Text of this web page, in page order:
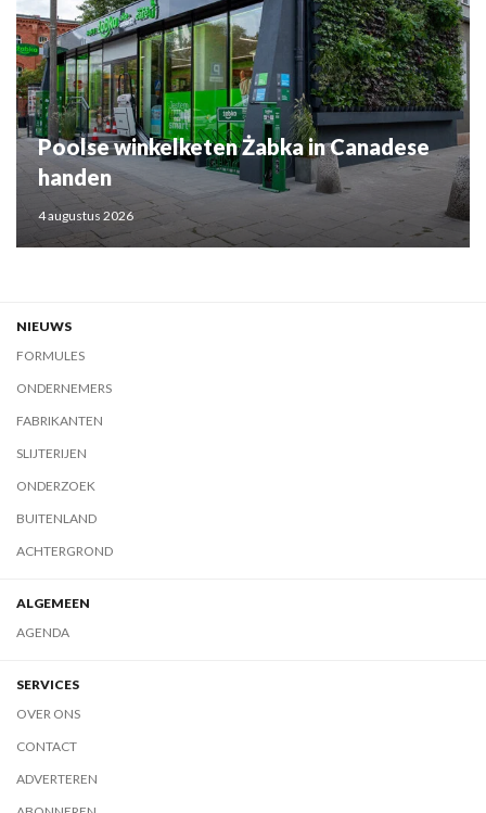
Poolse winkelketen Żabka in Canadese
handen
4 augustus 2026
NIEUWS
FORMULES
ONDERNEMERS
FABRIKANTEN
SLIJTERIJEN
ONDERZOEK
BUITENLAND
ACHTERGROND
ALGEMEEN
AGENDA
SERVICES
OVER ONS
CONTACT
ADVERTEREN